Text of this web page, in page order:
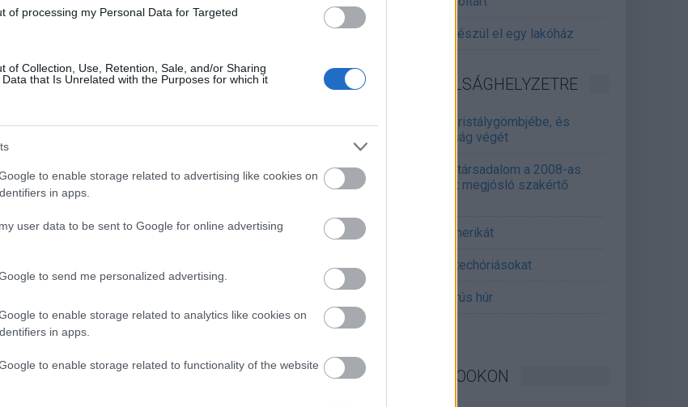
of processing my Personal Data for Targeted
of Collection, Use, Retention, Sale, and/or Sharing
that Is Unrelated with the Purposes for which it
to enable storage related to advertising like cookies on
in apps.
user data to be sent to Google for online advertising
to send me personalized advertising.
to enable storage related to analytics like cookies on
in apps.
to enable storage related to functionality of the website
A gyár, ahol 45 perc alatt készül el egy lakóház
INFORMATIKA VÁLSÁGHELYZETRE
A Samsung belenézett a kristálygömbjébe, és
megjósolta a memóriaválság végét
Hamarosan összeomlik a társadalom a 2008-as
válságot és a világjárványt megjósló szakértő
Irán mémekkel támadja Amerikát
Irán célkeresztbe vette a techóriásokat
Ismét feszül a hidegháborús húr
KÖVESSEN FACEBOOKON